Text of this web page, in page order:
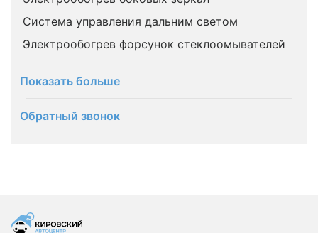
Система управления дальним светом
Электрообогрев форсунок стеклоомывателей
Показать больше
Обратный звонок